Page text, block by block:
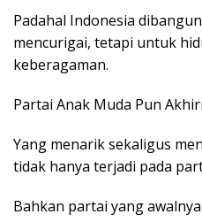
Padahal Indonesia
mencurigai, tetapi untuk
keberagaman.
Partai Anak Muda Pun
Yang menarik sekaligus
tidak hanya terjadi pada
Bahkan partai yang